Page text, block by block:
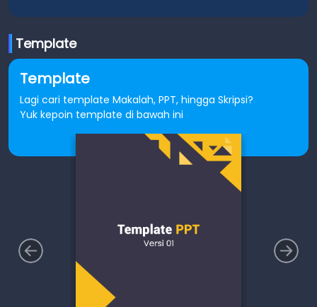
Template
Template
Lagi cari template Makalah, PPT, hingga Skripsi?
Yuk kepoin template di bawah ini